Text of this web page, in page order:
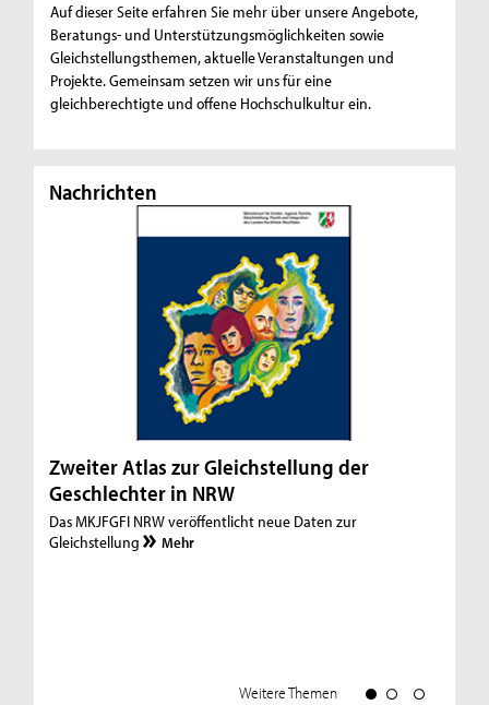
Auf dieser Seite erfahren Sie mehr über unsere Angebote,
Beratungs- und Unterstützungsmöglichkeiten sowie
Gleichstellungsthemen, aktuelle Veranstaltungen und
Projekte. Gemeinsam setzen wir uns für eine
gleichberechtigte und offene Hochschulkultur ein.
Nachrichten
Zweiter Atlas zur Gleichstellung der
Geschlechter in NRW
Das MKJFGFI NRW veröffentlicht neue Daten zur
Gleichstellung
Mehr
Weitere Themen